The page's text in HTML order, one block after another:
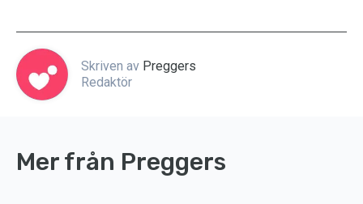
Skriven av Preggers
Redaktör
Mer från Preggers